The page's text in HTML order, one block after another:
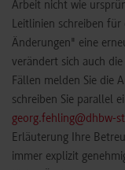
Arbeit nicht wie
Leitlinien schreiben
Änderungen" eine
verändert sich auch
Fällen melden Sie die
schreiben Sie parallel
georg.fehling@dhbw-
Erläuterung Ihre
immer explizit